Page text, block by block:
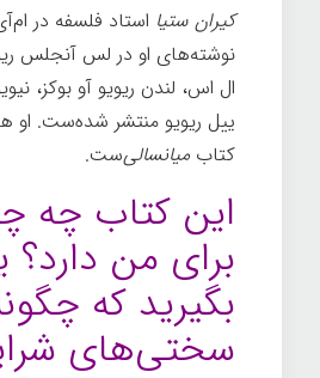
کیران ستیا استاد فلسفه در
نوشته‌های او در لس آنجلس
ال اس، لندن ریویو آو بوکز،
ییل ریویو منتشر شده‌ست. او
کتاب میانسالی‌ست.
این کتاب چه
برای من دارد؟
بگیرید که
سختی‌های